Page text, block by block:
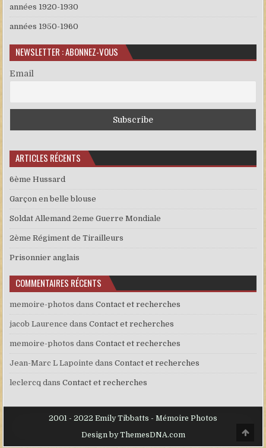
années 1920-1930
années 1950-1960
NEWSLETTER : ABONNEZ-VOUS
Email
ARTICLES RÉCENTS
6ème Hussard
Garçon en belle blouse
Soldat Allemand 2eme Guerre Mondiale
2ème Régiment de Tirailleurs
Prisonnier anglais
COMMENTAIRES RÉCENTS
memoire-photos dansContact et recherches
jacob Laurence dansContact et recherches
memoire-photos dansContact et recherches
Jean-Marc L Lapointe dansContact et recherches
leclercq dansContact et recherches
2001 - 2022 Emily Tibbatts - Mémoire Photos
Design by ThemesDNA.com